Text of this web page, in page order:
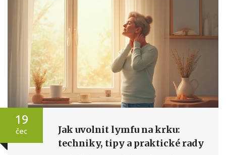
19
čec
Jak uvolnit lymfu na krku:
techniky, tipy a praktické rady